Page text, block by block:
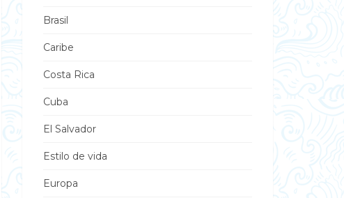
Brasil
Caribe
Costa Rica
Cuba
El Salvador
Estilo de vida
Europa